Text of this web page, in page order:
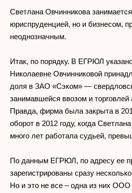
Светлана Овчинникова
юриспруденцией, но и бизнесом,
неоднозначным.
Итак, по порядку. В ЕГРЮЛ
Николаевне Овчинниковой
доля в ЗАО «Сэком» —
занимавшейся ввозом и торговлей
Правда, фирма была закрыта в
оборот в 2012 году, когда
много лет работала судьей,
По данным ЕГРЮЛ, по адресу ее
зарегистрированы сразу
Но и это не все – одна из них ООО